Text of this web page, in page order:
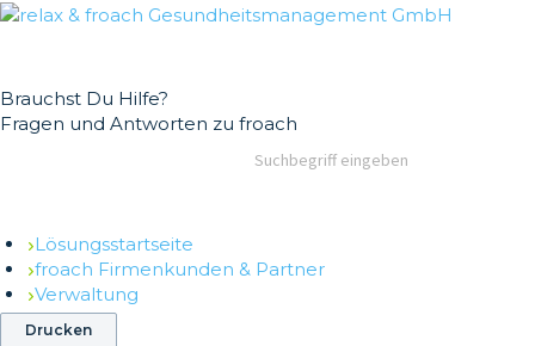
Brauchst Du Hilfe?
Fragen und Antworten zu froach
Lösungsstartseite
froach Firmenkunden & Partner
Verwaltung
Drucken